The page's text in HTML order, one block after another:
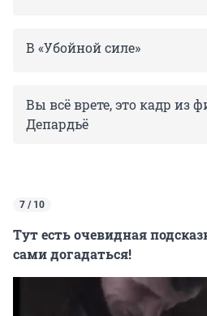
В «Убойной силе»
Вы всё врете, это кадр из
Депардьё
7 / 10
Тут есть очевидная
сами догадаться!